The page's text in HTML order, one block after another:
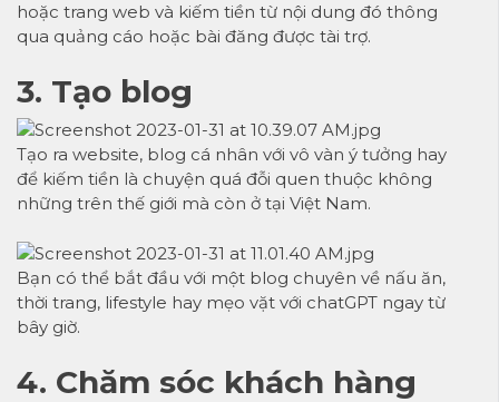
hoặc trang web và kiếm tiền từ nội dung đó thông
qua quảng cáo hoặc bài đăng được tài trợ.
3. Tạo blog
Tạo ra website, blog cá nhân với vô vàn ý tưởng hay
để kiếm tiền là chuyện quá đỗi quen thuộc không
những trên thế giới mà còn ở tại Việt Nam.
Bạn có thể bắt đầu với một blog chuyên về nấu ăn,
thời trang, lifestyle hay mẹo vặt với chatGPT ngay từ
bây giờ.
4. Chăm sóc khách hàng